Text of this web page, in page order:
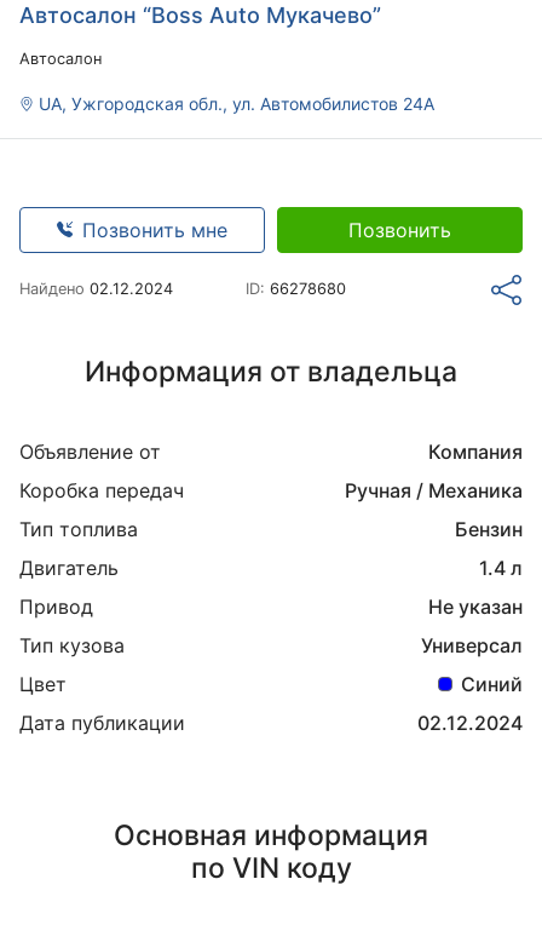
Автосалон “Boss Auto Мукачево”
Автосалон
UA, Ужгородская обл., ул. Автомобилистов 24А
Позвонить мне Позвонить
Найдено 02.12.2024 ID: 66278680
Информация от владельца
Объявление от
Компания
Коробка передач
Ручная / Механика
Тип топлива
Бензин
Двигатель
1.4 л
Привод
Не указан
Тип кузова
Универсал
Цвет
Синий
Дата публикации
02.12.2024
Основная информация
по VIN коду